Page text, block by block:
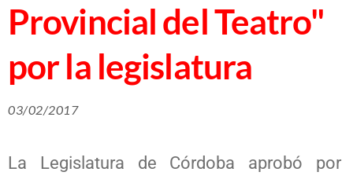
Provincial del Teatro"
por la legislatura
03/02/2017
La Legislatura de Córdoba aprobó por